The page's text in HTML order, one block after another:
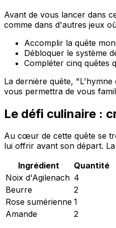
Avant de vous lancer dans
comme dans d'autres jeux
Accomplir la quête
Débloquer le système
Compléter cinq quêtes
La dernière quête,
vous permettra de vous
Le défi culinaire :
Au cœur de cette quête se
lui offrir avant son départ.
Ingrédient
Quantité
Noix d'Agilenach 4
Beurre
2
Rose sumérienne 1
Amande
2